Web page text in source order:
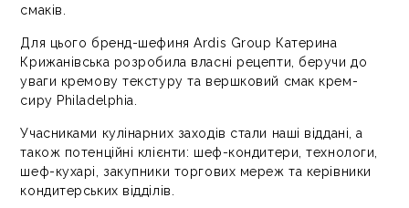
смаків.
Для цього бренд-шефиня Ardis Group Катерина
Крижанівська розробила власні рецепти, беручи до
уваги кремову текстуру та вершковий смак крем-
сиру Philadelphia.
Учасниками кулінарних заходів стали наші віддані, а
також потенційні клієнти: шеф-кондитери, технологи,
шеф-кухарі, закупники торгових мереж та керівники
кондитерських відділів.